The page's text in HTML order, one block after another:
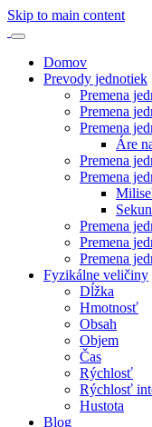
Skip to main content
Domov
Prevody jednotiek
Premena
Premena
Premena
Áre
Premena
Premena
Premena
Premena
Premena
Fyzikálne veličiny
Dĺžka
Hmotnosť
Obsah
Objem
Čas
Rýchlosť
Rýchlosť
Hustota
Blog